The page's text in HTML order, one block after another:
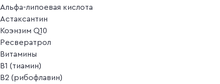
Альфа-липоевая кислота
Астаксантин
Коэнзим Q10
Ресвератрол
Витамины
B1 (тиамин)
B2 (рибофлавин)